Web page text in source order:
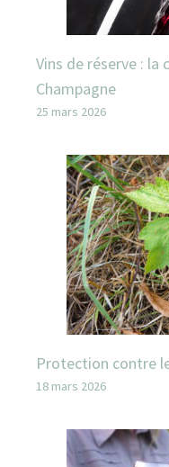
Vins de réserve : la
Champagne
25 mars 2026
Protection contre
18 mars 2026